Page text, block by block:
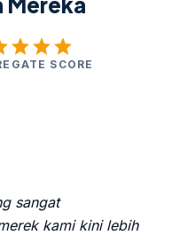
starstarstar
SCORE
sangat
kami kini lebih